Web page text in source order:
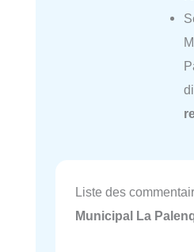
Liste des
Municipal La